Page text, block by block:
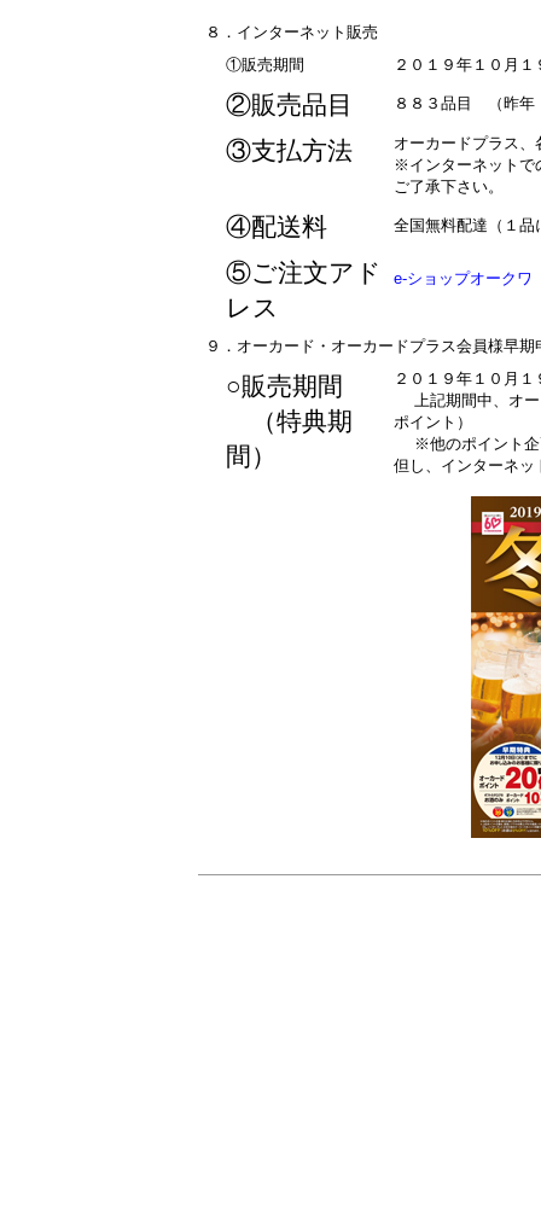
８．インターネット販売
①販売期間
２０１９年１０月
②販売品目 ８８３品目 （昨
③支払方法
オーカードプラス
※インターネットで
ご了承下さい。
④配送料 全国無料配達（１品
⑤ご注文アド
レス
e-ショップオーク
９．オーカード・オーカードプラス会員様早期
○販売期間
（特典期
間）
２０１９年１０月
上記期間中、オー
ポイント）
※他のポイント企
但し、インターネッ